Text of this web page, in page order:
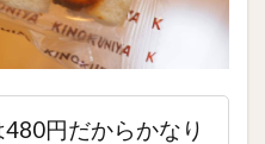
円だからかなり